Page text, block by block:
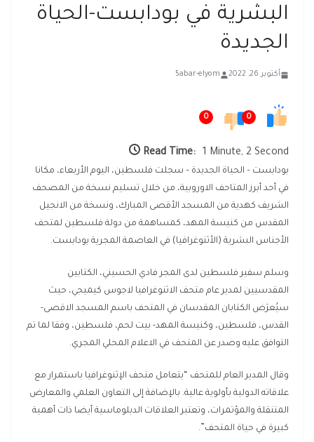
البشرية في بودابست-الحياة
الجديدة
أكتوبر 26, 2022 5abar-elyom
0
0
Read Time: 1 Minute, 2 Second
بودابست – الحياة الجديدة – سجلت فلسطين، اليوم الأربعاء، مكانا
في أحد أبرز المتاحف الاوروبية، من خلال تسليم نسخة من المصحف
الشريف كهدية من المسجد الأقصى المبارك، ونسخة من الانجيل
المقدس من كنيسة المهد، كمساهمة من دولة فلسطين لمتحف
الأجناس البشرية (الأثنوغرافيا) في العاصمة المجرية بودابست.
وسلم سفير فلسطين لدى المجر فادي الحسيني، الكتابين
المقدسيين لمدير عام متحف الاثنوغرافيا لاجوس كيميجي، حيث
سيُعرَض الكتابان المقدسان في المتحف باسم المسجد الاقصى-
القدس، فلسطين، وكنيسة المهد- بيت لحم، فلسطين، وفقا لما تم
التوافق عليه وصدر عن المتحف في الاعلام المحلي المجري.
وقال المدير العام للمتحف “يتعامل متحف الإثنوغرافيا باستمرار مع
علاقاته الدولية بأولوية عالية. بالإضافة إلى التعاون العلمي والمعارض
المتنقلة والمؤتمرات، وتعتبر العلاقات الدبلوماسية أيضا ذات أهمية
كبيرة في حياة المتحف”.